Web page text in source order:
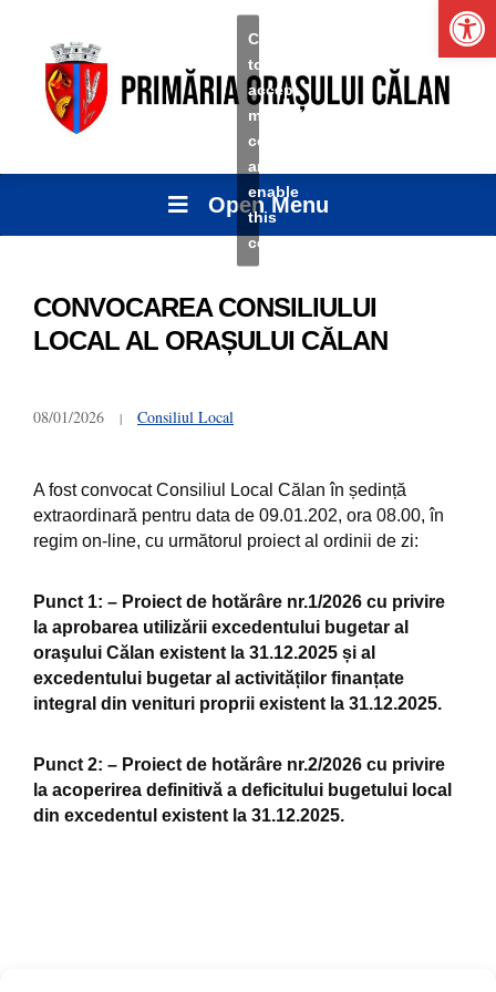
Click
to
accept
marketing
cookies
and
enable
this
content
Open Menu
CONVOCAREA CONSILIULUI
LOCAL AL ORAȘULUI CĂLAN
08/01/2026 Consiliul Local
A fost convocat Consiliul Local Călan în ședință
extraordinară pentru data de 09.01.202, ora 08.00, în
regim on-line, cu următorul proiect al ordinii de zi:
Punct 1: – Proiect de hotărâre nr.1/2026 cu privire
la aprobarea utilizării excedentului bugetar al
oraşului Călan existent la 31.12.2025 și al
excedentului bugetar al activităților finanțate
integral din venituri proprii existent la 31.12.2025.
Punct 2: – Proiect de hotărâre nr.2/2026 cu privire
la acoperirea definitivă a deficitului bugetului local
din excedentul existent la 31.12.2025.